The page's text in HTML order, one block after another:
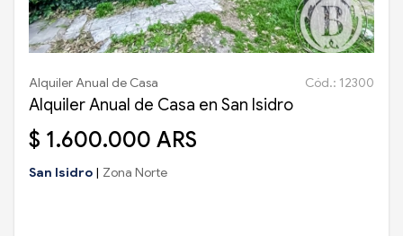
Alquiler Anual de Casa Cód.: 12300
Alquiler Anual de Casa en San Isidro
$ 1.600.000 ARS
San Isidro | Zona Norte